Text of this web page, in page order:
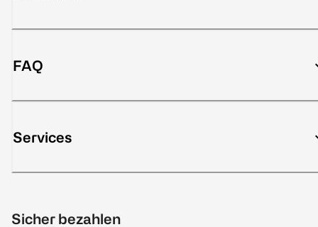
FAQ
Services
Sicher bezahlen